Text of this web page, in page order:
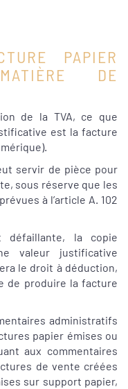
PAPIER
DE
de la TVA, ce que
est la facture
servir de pièce pour
sous réserve que les
à l’article A. 102
défaillante, la copie
valeur justificative
le droit à déduction,
de produire la facture
administratifs
papier émises ou
aux commentaires
de vente créées
sur support papier,